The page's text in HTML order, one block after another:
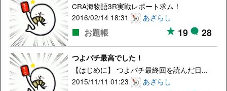
CRA海物語3R実戦レポート求ム！
2016/02/14 18:31
あざらし
お題帳 19 28
つよパチ最高でした！
【はじめに】 つよパチ最終回を読んだ日...
2015/11/11 01:23
あざらし